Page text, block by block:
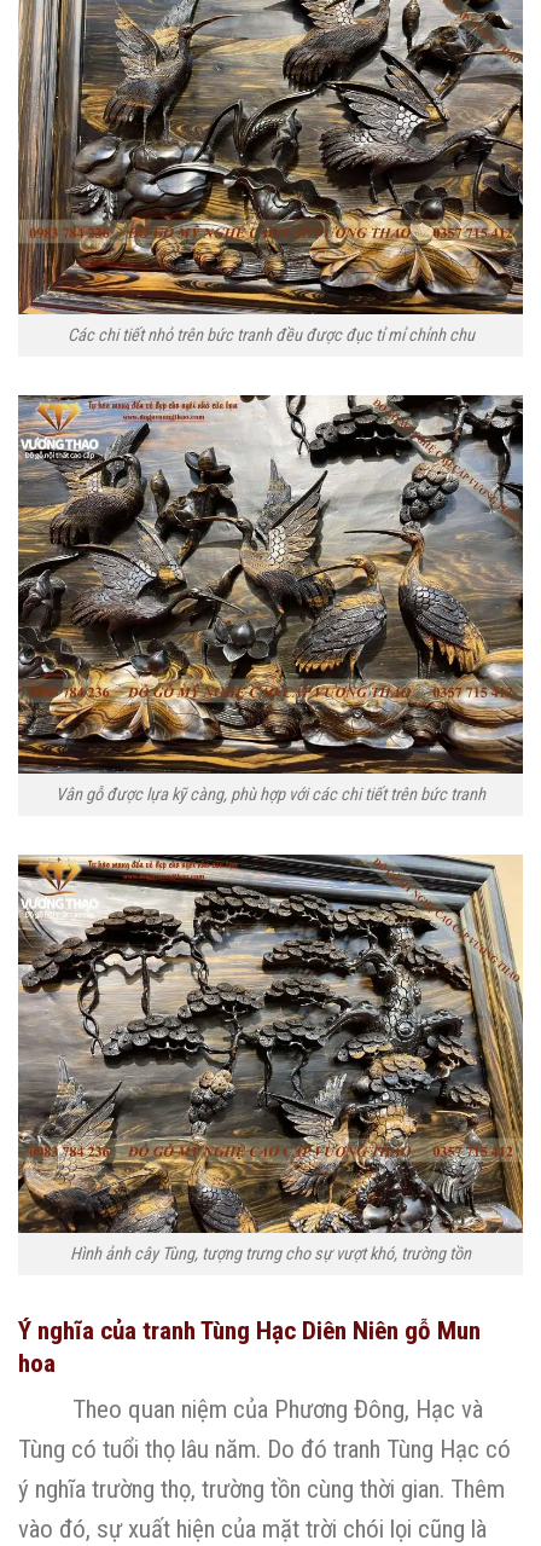
Các chi tiết nhỏ trên bức tranh đều được đục tỉ mỉ chỉnh chu
Vân gỗ được lựa kỹ càng, phù hợp với các chi tiết trên bức tranh
Hình ảnh cây Tùng, tượng trưng cho sự vượt khó, trường tồn
Ý nghĩa của tranh Tùng Hạc Diên Niên gỗ Mun
hoa
Theo quan niệm của Phương Đông, Hạc và
Tùng có tuổi thọ lâu năm. Do đó tranh Tùng Hạc có
ý nghĩa trường thọ, trường tồn cùng thời gian. Thêm
vào đó, sự xuất hiện của mặt trời chói lọi cũng là